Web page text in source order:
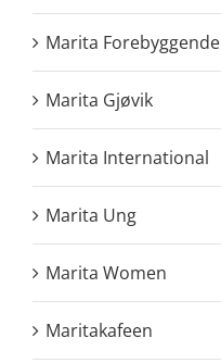
Marita Forebyggende
Marita Gjøvik
Marita International
Marita Ung
Marita Women
Maritakafeen